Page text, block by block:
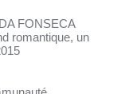
FONSECA
romantique, un